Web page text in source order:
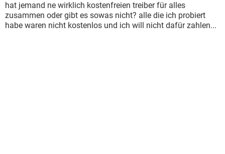
hat jemand ne wirklich kostenfreien treiber für alles
zusammen oder gibt es sowas nicht? alle die ich probiert
habe waren nicht kostenlos und ich will nicht dafür zahlen...